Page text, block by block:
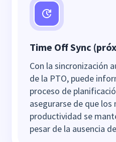
Time Off Sync
Con la sincronización
de la PTO, puede
proceso de
asegurarse de que los
productividad se
pesar de la ausencia